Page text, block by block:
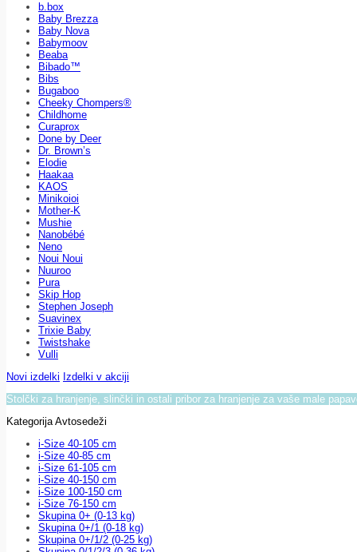
b.box
Baby Brezza
Baby Nova
Babymoov
Beaba
Bibado™
Bibs
Bugaboo
Cheeky Chompers®
Childhome
Curaprox
Done by Deer
Dr. Brown’s
Elodie
Haakaa
KAOS
Minikoioi
Mother-K
Mushie
Nanobébé
Neno
Noui Noui
Nuuroo
Pura
Skip Hop
Stephen Joseph
Suavinex
Trixie Baby
Twistshake
Vulli
Novi izdelki Izdelki v akciji
Stolčki za hranjenje, slinčki in ostali pribor za hranjenje za vaše male
Kategorija Avtosedeži
i-Size 40-105 cm
i-Size 40-85 cm
i-Size 61-105 cm
i-Size 40-150 cm
i-Size 100-150 cm
i-Size 76-150 cm
Skupina 0+ (0-13 kg)
Skupina 0+/1 (0-18 kg)
Skupina 0+/1/2 (0-25 kg)